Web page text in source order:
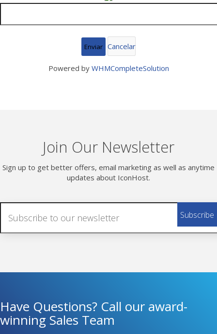
Cancelar
Powered by WHMCompleteSolution
Join Our Newsletter
Sign up to get better offers, email marketing as well as anytime
updates about IconHost.
Have Questions? Call our award-
winning Sales Team